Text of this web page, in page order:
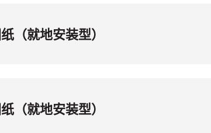
（就地安装型）
（就地安装型）